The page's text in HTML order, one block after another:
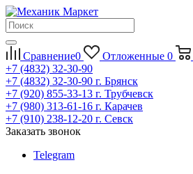
Сравнение0 Отложенные 0
+7 (4832) 32-30-90
+7 (4832) 32-30-90 г. Брянск
+7 (920) 855-33-13 г. Трубчевск
+7 (980) 313-61-16 г. Карачев
+7 (910) 238-12-20 г. Севск
Заказать звонок
Telegram